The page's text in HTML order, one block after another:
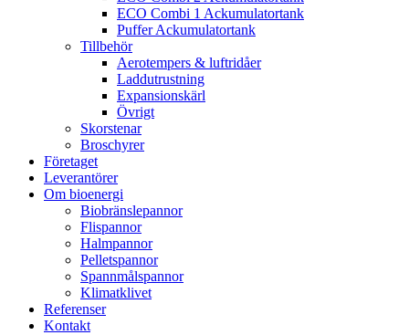
ECO Combi 1 Ackumulatortank
Puffer Ackumulatortank
Tillbehör
Aerotempers & luftridåer
Laddutrustning
Expansionskärl
Övrigt
Skorstenar
Broschyrer
Företaget
Leverantörer
Om bioenergi
Biobränslepannor
Flispannor
Halmpannor
Pelletspannor
Spannmålspannor
Klimatklivet
Referenser
Kontakt